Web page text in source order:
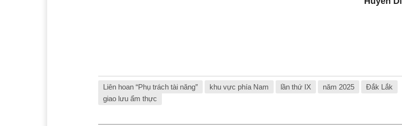
Liên hoan “Phụ trách tài năng” khu vực phía Nam lần thứ IX năm 2025
Đắk Lắk
giao lưu ẩm thực